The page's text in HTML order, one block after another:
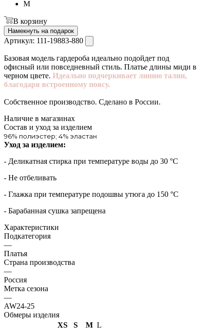
M
В корзину
Намекнуть на подарок
Артикул: 111-19883-880
Базовая модель гардероба идеально подойдет под
офисный или повседневный стиль. Платье длины миди в
черном цвете. Идеально подчеркивает линию талии,
благодаря встроенному поясу.
Собственное производство. Сделано в России.
Наличие в магазинах
Состав и уход за изделием
96% полиэстер; 4% эластан
Уход за изделием:
- Деликатная стирка при температуре воды до 30 °C
- Не отбеливать
- Глажка при температуре подошвы утюга до 150 °C
- Барабанная сушка запрещена
Характеристики
Подкатегория
—
Платья
Страна производства
—
Россия
Метка сезона
—
AW24-25
Обмеры изделия
XS
S M L